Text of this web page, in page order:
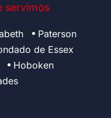
servimos
Paterson
de Essex
Hoboken